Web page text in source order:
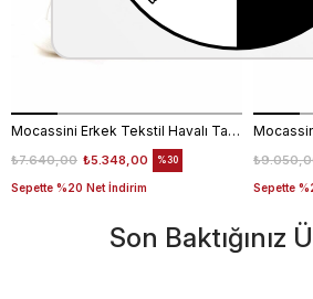
Mocassini Erkek Tekstil Havalı Taban Beyaz Spor & Sneaker Ayakkabı
₺5.348,00
₺7.640,00
Sepette %20 Net İndirim
%30
Sepette
Son Baktığınız